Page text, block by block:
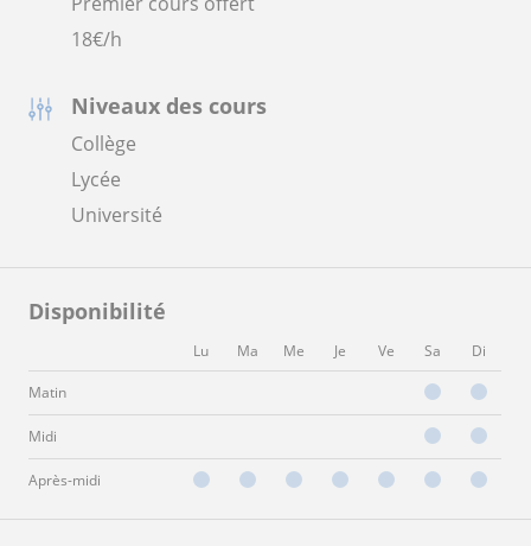
18€/h
Niveaux des cours
Collège
Lycée
Université
Disponibilité
Lu Ma Me Je Ve Sa Di
Matin
Midi
Après-midi